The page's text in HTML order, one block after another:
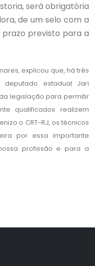
será obrigatória
de um selo com a
previsto para a
explicou que, há três
estadual Jari
legislação para permitir
qualificados realizem
o CRT-RJ, os técnicos
por essa importante
profissão e para a